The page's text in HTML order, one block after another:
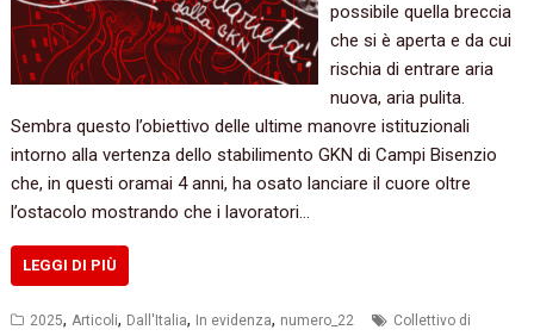
possibile quella breccia
che si è aperta e da cui
rischia di entrare aria
nuova, aria pulita.
Sembra questo l’obiettivo delle ultime manovre istituzionali
intorno alla vertenza dello stabilimento GKN di Campi Bisenzio
che, in questi oramai 4 anni, ha osato lanciare il cuore oltre
l’ostacolo mostrando che i lavoratori…
LEGGI DI PIÙ
2025,Articoli, Dall'Italia, In evidenza, numero_22
Collettivo di